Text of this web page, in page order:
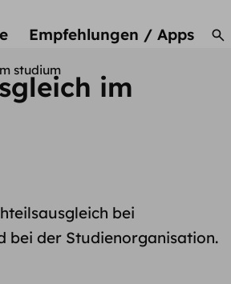
Empfehlungen / Apps
studium
im
bei
bei der Studienorganisation.